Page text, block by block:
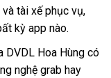
tài xế phục vụ,
kỳ app nào.
DVDL Hoa Hùng có
nghệ grab hay